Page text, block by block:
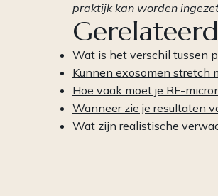
praktijk kan worden
Wat is het verschil tussen
Kunnen exosomen stretch
Hoe vaak moet je RF-
Wanneer zie je resultaten
Wat zijn realistische